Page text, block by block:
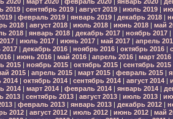
2019| сентябрь 2019| август 2019| июль 2019|
| февраль 2019| январь 2019| декабрь 2018|
2018| август 2018| июль 2018| июнь 2018| май
2018| январь 2018| декабрь 2017| ноябрь 2017|
| июль 2017| июнь 2017| май 2017| апрель
2017| декабрь 2016| ноябрь 2016| октябрь 2016|
| июнь 2016| май 2016| апрель 2016| март 2016
2015| ноябрь 2015| октябрь 2015| сентябрь 2015
2015| апрель 2015| март 2015| февраль 2015|
2014| октябрь 2014| сентябрь 2014| август 2014|
2014| март 2014| февраль 2014| январь 2014|
2013| сентябрь 2013| август 2013| июль 2013|
| февраль 2013| январь 2013| декабрь 2012|
2012| август 2012| июль 2012| июнь 2012| май